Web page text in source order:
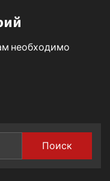
необходимо
Поиск